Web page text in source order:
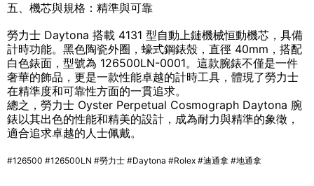
五、機芯與規格：精準與可靠
勞力士 Daytona 搭載 4131 型自動上鏈機械恒動機芯，具備
計時功能。黑色陶瓷外圈，蠔式鋼錶殼，直徑 40mm，搭配
白色錶面，型號為 126500LN-0001。這款腕錶不僅是一件
奢華的飾品，更是一款性能卓越的計時工具，體現了勞力士
在精準度和可靠性方面的一貫追求。
總之，勞力士 Oyster Perpetual Cosmograph Daytona 腕
錶以其出色的性能和精美的設計，成為耐力與精準的象徵，
適合追求卓越的人士佩戴。
#126500 #126500LN #勞力士 #Daytona #Rolex #迪通拿 #地通拿